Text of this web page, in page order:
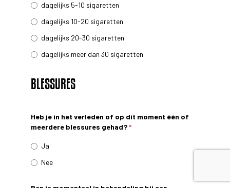
dagelijks 5-10 sigaretten
dagelijks 10-20 sigaretten
dagelijks 20-30 sigaretten
dagelijks meer dan 30 sigaretten
BLESSURES
Heb je in het verleden of op dit moment één of
meerdere blessures gehad?*
Ja
Nee